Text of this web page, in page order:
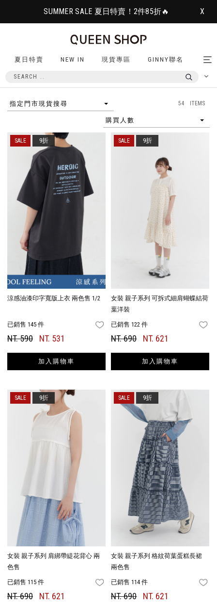
SUMMER SALE 夏日特賣！2件85折🔥 X
夏日特賣 NEW IN 現貨專區 GINNY聯名
指定門市現貨搜尋 54 ITEMS
購買人數
涼感油漆印字寬版上衣 兩色售 1/2
已銷售 145 件 FAVORITES
NT. 590 NT. 531
加入購物車
9折
女裝 親子系列 可拆式細肩蝴蝶結荷
葉洋裝
已銷售 122 件
NT. 690 NT. 621
加入購物車
9折
女裝 親子系列 肩綁帶緹花背心 兩
色售
已銷售 115 件 FAVORITES
NT. 690 NT. 621
9折
女裝 親子系列 格紋荷葉蛋糕長裙
兩色售
已銷售 114 件
NT. 690 NT. 621
9折